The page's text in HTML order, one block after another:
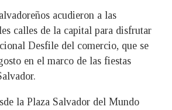
acudieron a las
calles de la capital para disfrutar
Desfile del comercio, que se
en el marco de las fiestas
la Plaza Salvador del Mundo